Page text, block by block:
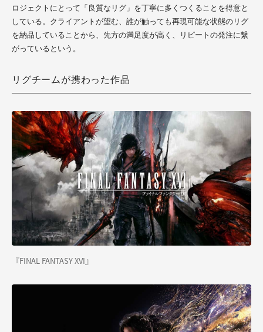
ロジェクトにとって 「良質なリグ」を丁寧に多くつくること を得意と
している。クライアントが望む、誰が触っても再現可能な状態のリグ
を納品していることから、先方の満足度が高く、リピートの発注に繋
がっているという。
リグチームが携わった作品
『FINAL FANTASY XVI』